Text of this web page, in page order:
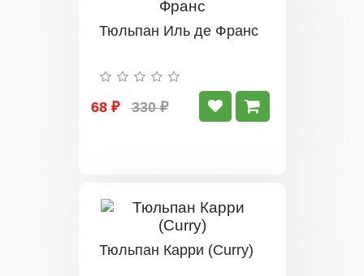
Тюльпан Иль де Франс
68 ₽ 330 ₽
Тюльпан Карри (Curry)